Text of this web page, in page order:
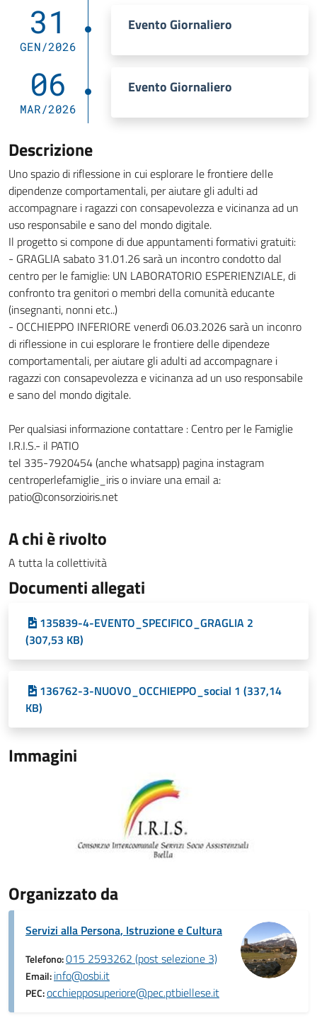
31
GEN/2026
Evento Giornaliero
06
MAR/2026
Evento Giornaliero
Descrizione
Uno spazio di riflessione in cui esplorare le frontiere delle
dipendenze comportamentali, per aiutare gli adulti ad
accompagnare i ragazzi con consapevolezza e vicinanza ad un
uso responsabile e sano del mondo digitale.
Il progetto si compone di due appuntamenti formativi gratuiti:
- GRAGLIA sabato 31.01.26 sarà un incontro condotto dal
centro per le famiglie: UN LABORATORIO ESPERIENZIALE, di
confronto tra genitori o membri della comunità educante
(insegnanti, nonni etc..)
- OCCHIEPPO INFERIORE venerdì 06.03.2026 sarà un inconro
di riflessione in cui esplorare le frontiere delle dipendeze
comportamentali, per aiutare gli adulti ad accompagnare i
ragazzi con consapevolezza e vicinanza ad un uso responsabile
e sano del mondo digitale.
Per qualsiasi informazione contattare : Centro per le Famiglie
I.R.I.S.- il PATIO
tel 335-7920454 (anche whatsapp) pagina instagram
centroperlefamiglie_iris o inviare una email a:
patio@consorzioiris.net
A chi è rivolto
A tutta la collettività
Documenti allegati
135839-4-EVENTO_SPECIFICO_GRAGLIA 2
(307,53 KB)
136762-3-NUOVO_OCCHIEPPO_social 1 (337,14
KB)
Immagini
Organizzato da
Servizi alla Persona, Istruzione e Cultura
Telefono:015 2593262 (post selezione 3)
Email:info@osbi.it
PEC:occhiepposuperiore@pec.ptbiellese.it